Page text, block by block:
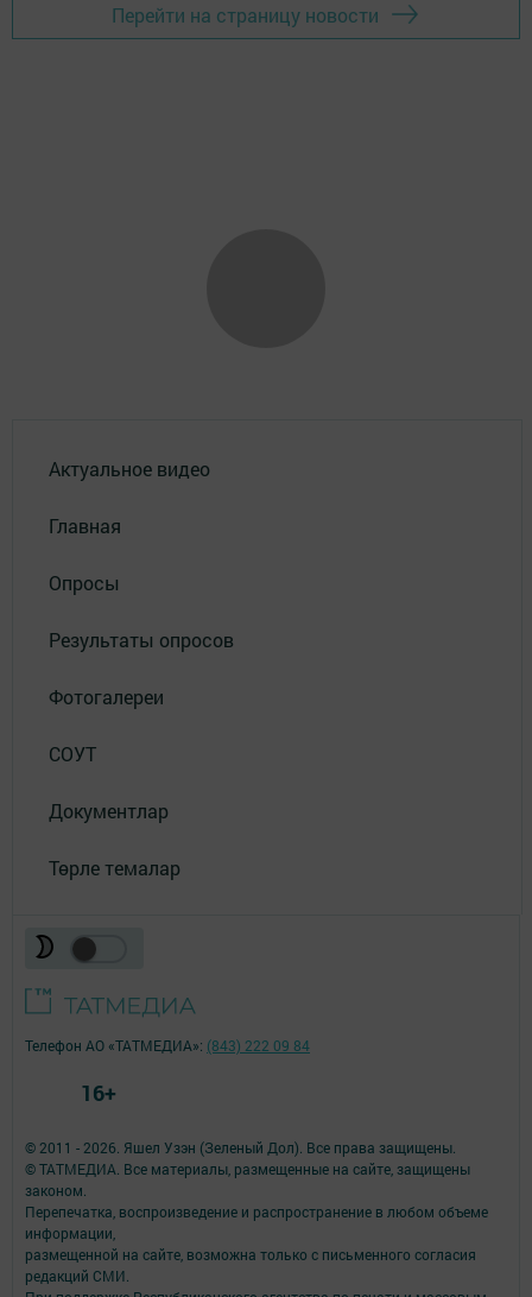
Перейти на страницу новости
Актуальное видео
Главная
Опросы
Результаты опросов
Фотогалереи
СОУТ
Документлар
Төрле темалар
© 2011 - 2026. Яшел Узэн (Зеленый Дол). Все права защищены.
© ТАТМЕДИА. Все материалы, размещенные на сайте, защищены
законом.
Перепечатка, воспроизведение и распространение в любом объеме
информации,
размещенной на сайте, возможна только с письменного согласия
редакций СМИ.
Телефон АО «ТАТМЕДИА»: (843) 222 09 84
16+